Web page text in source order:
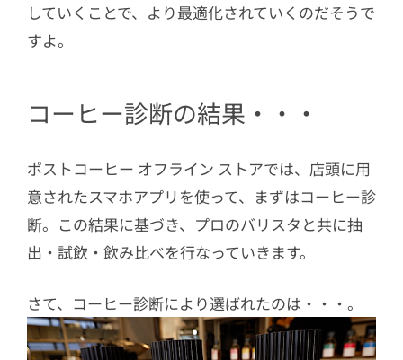
していくことで、より最適化されていくのだそうで
すよ。
コーヒー診断の結果・・・
ポストコーヒー オフライン ストアでは、店頭に用
意されたスマホアプリを使って、まずはコーヒー診
断。この結果に基づき、プロのバリスタと共に抽
出・試飲・飲み比べを行なっていきます。
さて、コーヒー診断により選ばれたのは・・・。